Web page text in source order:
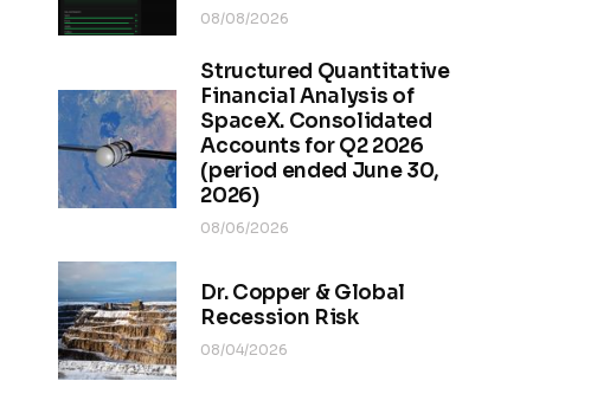
08/08/2026
Structured Quantitative
Financial Analysis of
SpaceX. Consolidated
Accounts for Q2 2026
(period ended June 30,
2026)
08/06/2026
Dr. Copper & Global
Recession Risk
08/04/2026